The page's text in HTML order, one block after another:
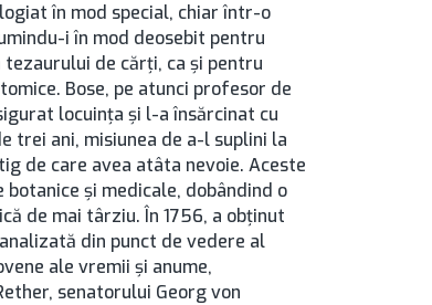
în mod special, chiar într-o
i în mod deosebit pentru
de cărţi, ca şi pentru
Bose, pe atunci profesor de
locuinţa şi l-a însărcinat cu
trei ani, misiunea de a-l suplini la
de care avea atâta nevoie. Aceste
şi medicale, dobândind o
de mai târziu. În 1756, a obţinut
din punct de vedere al
ale vremii şi anume,
senatorului Georg von